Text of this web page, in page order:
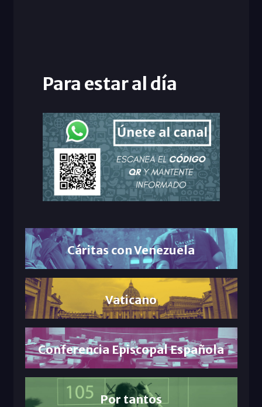
Para estar al día
Cáritas con Venezuela
Vaticano
Conferencia Episcopal Española
Por tantos